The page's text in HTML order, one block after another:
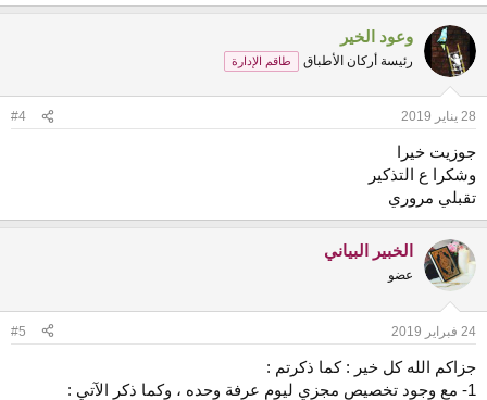
وعود الخير
رئيسة أركان الأطباق طاقم الإدارة
28 يناير 2019 #4
جوزيت خيرا
وشكرا ع التذكير
تقبلي مروري
الخبير البياني
عضو
24 فبراير 2019 #5
جزاكم الله كل خير : كما ذكرتم :
1- مع وجود تخصيص مجزي ليوم عرفة وحده ، وكما ذكر الآتي :